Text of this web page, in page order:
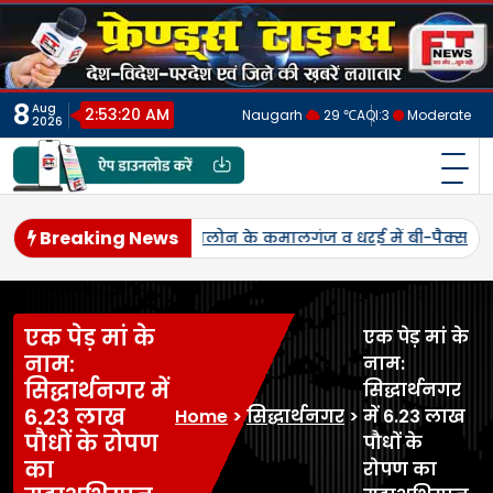
Skip
content
8 Aug
2026
2:53:23 AM Naugarh 29 ℃AQI:3 Moderate
फ्रेंड्स टाइम्स
Breaking News
का शुभारंभ, जनपद में पहली बार एमएसपी पर होगी उड़द-मूंग
एक पेड़ मां के
नाम:
सिद्धार्थनगर में
6.23 लाख
पौधों के रोपण
का
Home >सिद्धार्थनगर >
एक पेड़ मां के
नाम:
सिद्धार्थनगर
में 6.23 लाख
पौधों के
रोपण का